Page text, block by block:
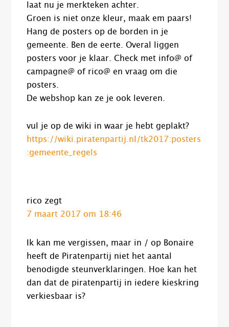
laat nu je merkteken achter.
Groen is niet onze kleur, maak em paars!
Hang de posters op de borden in je
gemeente. Ben de eerte. Overal liggen
posters voor je klaar. Check met info@ of
campagne@ of rico@ en vraag om die
posters.
De webshop kan ze je ook leveren.
vul je op de wiki in waar je hebt geplakt?
https://wiki.piratenpartij.nl/tk2017:posters
:gemeente_regels
rico zegt
7 maart 2017 om 18:46
Ik kan me vergissen, maar in / op Bonaire
heeft de Piratenpartij niet het aantal
benodigde steunverklaringen. Hoe kan het
dan dat de piratenpartij in iedere kieskring
verkiesbaar is?